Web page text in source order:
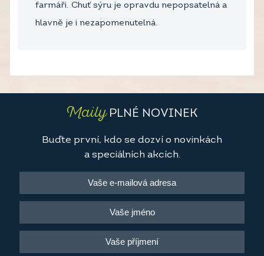
farmáři. Chuť sýru je opravdu nepopsatelná a
hlavně je i nezapomenutelná.
MailyPLNÉ NOVINEK
Buďte první, kdo se dozví o novinkách
a speciálních akcích.